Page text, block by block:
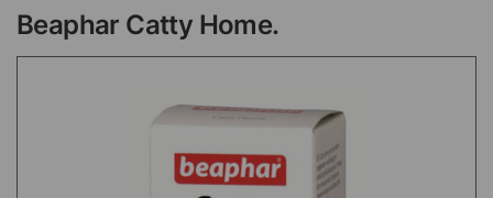
Beaphar Catty Home.